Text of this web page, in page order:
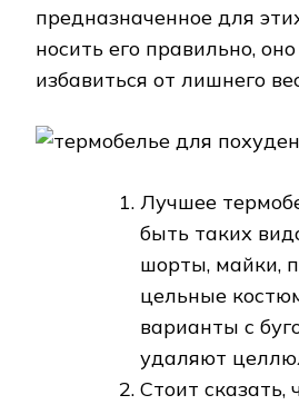
предназначенное для
носить его правильно,
избавиться от лишнего
Лучшее
быть таких
шорты, майки,
цельные
варианты с
удаляют
Стоит сказать,